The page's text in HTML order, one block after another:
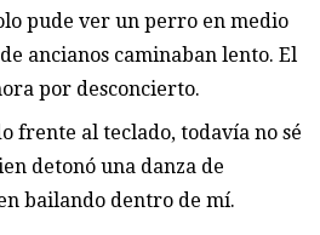
pude ver un perro en medio
ancianos caminaban lento. El
por desconcierto.
frente al teclado, todavía no sé
detonó una danza de
bailando dentro de mí.